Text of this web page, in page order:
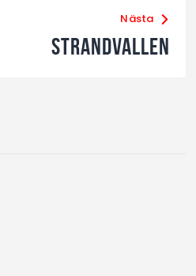
Nästa
Strandvallen